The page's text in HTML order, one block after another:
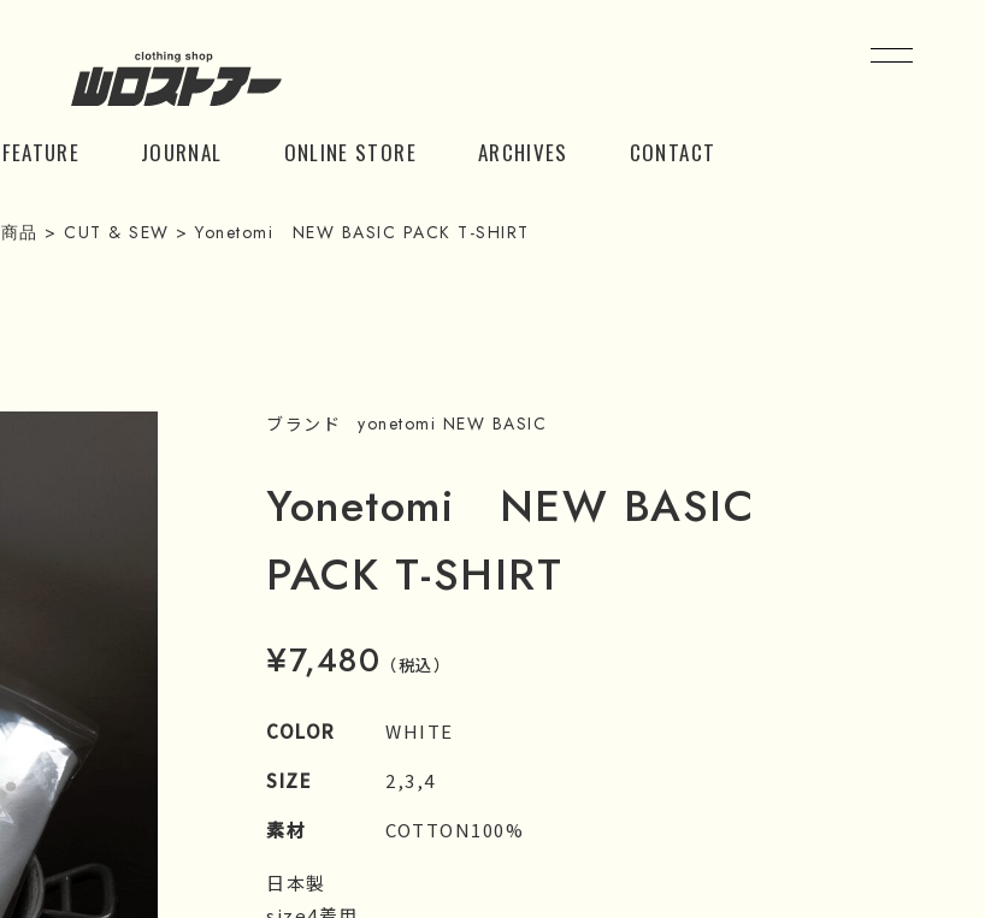
FEATURE JOURNAL ONLINE STORE ARCHIVES CONTACT
商品 > CUT & SEW >Yonetomi NEW BASIC PACK T-SHIRT
ブランド yonetomi NEW BASIC
Yonetomi NEW BASIC
PACK T-SHIRT
¥7,480 （税込）
COLOR
WHITE
SIZE
2,3,4
素材
COTTON100%
日本製